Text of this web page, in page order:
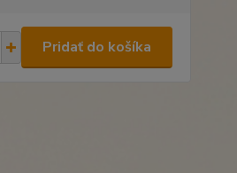
Pridať do košíka